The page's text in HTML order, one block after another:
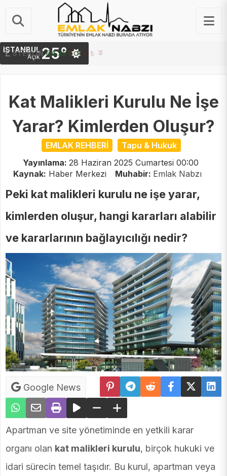
STERLIN 64.25 ₺
İSTANBUL
Açık 25°
Kat Malikleri Kurulu Ne İşe
Yarar? Kimlerden Oluşur?
EMLAK REHBERİ
Tapu & Hukuk
Yayınlama: 28 Haziran 2025 Cumartesi 00:00
Kaynak: Haber Merkezi Muhabir: Emlak Nabzı
Peki kat malikleri kurulu ne işe yarar,
kimlerden oluşur, hangi kararları alabilir
ve kararlarının bağlayıcılığı nedir?
Google News
Apartman ve site yönetiminde en yetkili karar
organı olan kat malikleri kurulu, birçok hukuki ve
idari sürecin temel taşıdır. Bu kurul, apartman veya